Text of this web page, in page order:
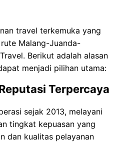
travel terkemuka yang
Malang-Juanda-
Berikut adalah alasan
menjadi pilihan utama:
Terpercaya
sejak 2013, melayani
tingkat kepuasan yang
dan kualitas pelayanan